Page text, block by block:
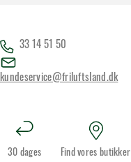
33 14 51 50
kundeservice@friluftsland.dk
30 dages
Find vores butikker